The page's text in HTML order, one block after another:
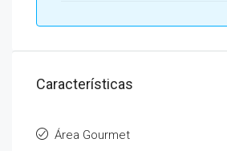
Características
Área Gourmet